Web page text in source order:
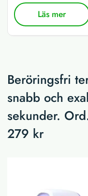
Läs mer
Beröringsfri
snabb och
sekunder.
279 kr